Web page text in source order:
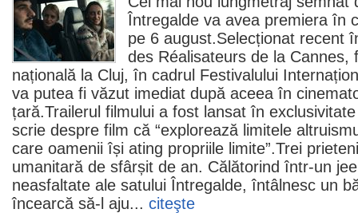
Întregalde va avea premiera în
pe 6 august.Selecționat recent
des Réalisateurs de la Cannes,
națională la Cluj, în cadrul Festivalului
va putea fi văzut imediat după aceea în
țară.Trailerul filmului a fost lansat în
scrie despre film că “explorează limitele
care oamenii își ating propriile limite”.Trei
umanitară de sfârșit de an. Călătorind într-un
neasfaltate ale satului Întregalde, întâlnesc un
încearcă să-l aju... citeşte